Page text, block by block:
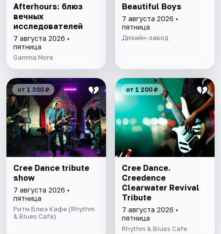
Afterhours: блюз
вечных
исследователей
7 августа 2026 •
пятница
Gamma More
Beautiful Boys
7 августа 2026 •
пятница
Дизайн-завод
от 1 200 ₽
Cree Dance tribute
show
7 августа 2026 •
пятница
Ритм Блюз Кафе (Rhythm
& Blues Cafe)
от 1 200 ₽
Cree Dance.
Creedence
Clearwater Revival
Tribute
7 августа 2026 •
пятница
Rhythm & Blues Cafe